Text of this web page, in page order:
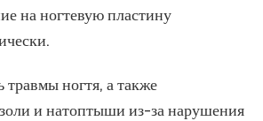
на ногтевую пластину
ногтя, а также
и натоптыши из-за нарушения